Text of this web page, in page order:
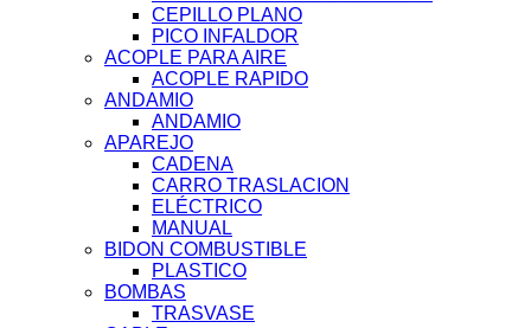
CEPILLO PLANO
PICO INFALDOR
ACOPLE PARA AIRE
ACOPLE RAPIDO
ANDAMIO
ANDAMIO
APAREJO
CADENA
CARRO TRASLACION
ELÉCTRICO
MANUAL
BIDON COMBUSTIBLE
PLASTICO
BOMBAS
TRASVASE